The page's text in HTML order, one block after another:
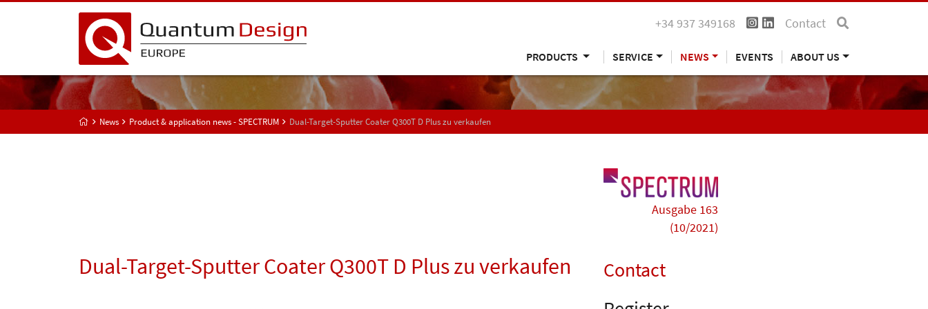
+34 937 349168 Contact
PRODUCTS SERVICE NEWS EVENTS ABOUT US
News Product & application news - SPECTRUM Dual-Target-Sputter Coater Q300T D Plus zu verkaufen
Ausgabe 163
(10/2021)
Dual-Target-Sputter Coater Q300T D Plus zu verkaufen
Contact